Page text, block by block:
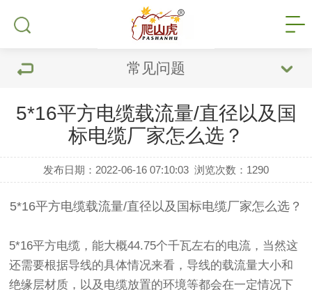
常见问题
5*16平方电缆载流量/直径以及国
标电缆厂家怎么选？
发布日期：2022-06-16 07:10:03 浏览次数： 1290
5*16平方电缆载流量/直径以及 国标电缆厂家怎么选？
5*16平方电缆 ，能大概44.75个千瓦左右的电流，当然这
还需要根据导线的具体情况来看，导线的载流量大小和
绝缘层材质，以及电缆放置的环境等都会在一定情况下